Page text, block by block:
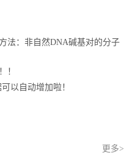
法：非自然DNA碱基对的分子
！
以自动增加啦！
更多>